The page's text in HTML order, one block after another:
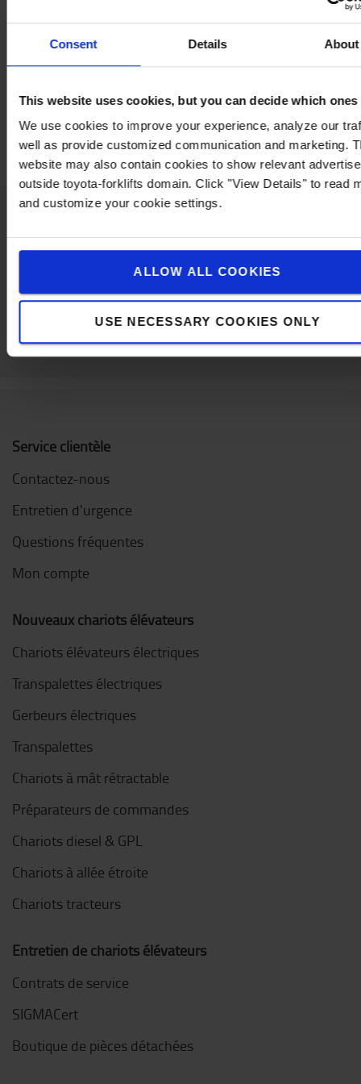
Consent Details About
This website uses cookies, but you can decide which ones
We use cookies to improve your experience, analyze our
well as provide customized communication and marketing.
website may also contain cookies to show relevant
outside toyota-forklifts domain. Click "View Details" to read
and customize your cookie settings.
ALLOW ALL COOKIES
USE NECESSARY COOKIES ONLY
*Température de fonctionnement : -20 à +40
*Température de couleur : 4600K à 5400k
*Test de chute : 2 mètres
Contactez-nous
Service clientèle
Contactez-nous
Entretien d'urgence
Questions fréquentes
Mon compte
Nouveaux chariots élévateurs
Chariots élévateurs électriques
Transpalettes électriques
Gerbeurs électriques
Transpalettes
Chariots à mât rétractable
Préparateurs de commandes
Chariots diesel & GPL
Chariots à allée étroite
Chariots tracteurs
Entretien de chariots élévateurs
Contrats de service
SIGMACert
Boutique de pièces détachées